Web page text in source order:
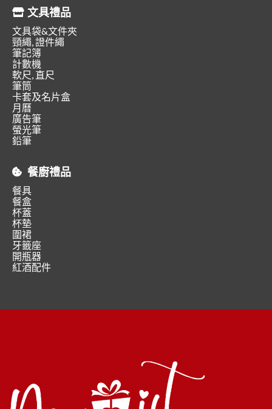
文具禮品
文具袋&文件夾
頸繩, 證件繩
筆記簿
計數機
軟尺, 直尺
筆筒
卡套及名片盒
月曆
廣告筆
螢光筆
鉛筆
餐廚禮品
餐具
餐盒
杯蓋
杯墊
圍裙
牙籤座
開瓶器
紅酒配件